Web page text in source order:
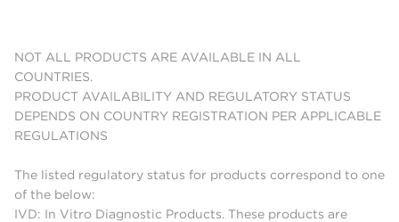
NOT ALL PRODUCTS ARE AVAILABLE IN ALL
COUNTRIES.
PRODUCT AVAILABILITY AND REGULATORY STATUS
DEPENDS ON COUNTRY REGISTRATION PER APPLICABLE
REGULATIONS
The listed regulatory status for products correspond to one
of the below:
IVD: In Vitro Diagnostic Products. These products are